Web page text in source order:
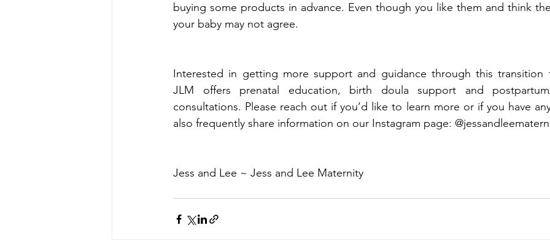
buying some products in advance. Even though you like them and think
your baby may not agree.
Interested in getting more support and guidance through this transition
JLM offers prenatal education, birth doula support and
consultations. Please reach out if you’d like to learn more or if you have
also frequently share information on our Instagram page:
Jess and Lee ~ Jess and Lee Maternity